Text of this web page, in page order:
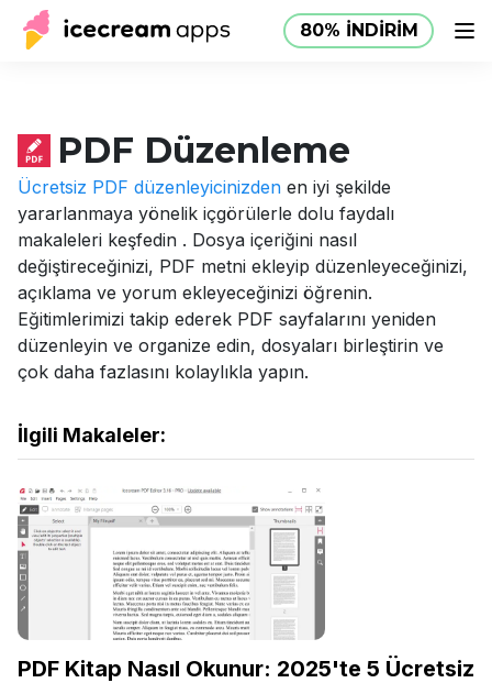
80% İNDİRİM
Ürünler
Yardım
80% İNDİRİM
TR
PDF Düzenleme
Ücretsiz PDF düzenleyicinizden en iyi şekilde
yararlanmaya yönelik içgörülerle dolu faydalı
makaleleri keşfedin . Dosya içeriğini nasıl
değiştireceğinizi, PDF metni ekleyip düzenleyeceğinizi,
açıklama ve yorum ekleyeceğinizi öğrenin.
Eğitimlerimizi takip ederek PDF sayfalarını yeniden
düzenleyin ve organize edin, dosyaları birleştirin ve
çok daha fazlasını kolaylıkla yapın.
İlgili Makaleler:
PDF Kitap Nasıl Okunur: 2025'te 5 Ücretsiz